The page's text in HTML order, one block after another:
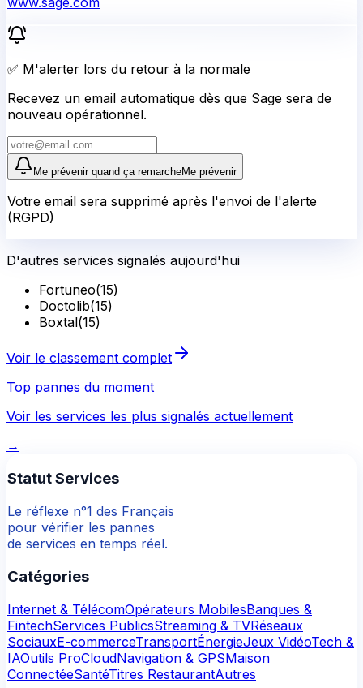
✅ M'alerter lors du retour à la normale
Recevez un email automatique dès que Sage sera de
nouveau opérationnel.
Me prévenir quand ça remarcheMe prévenir
Votre email sera supprimé après l'envoi de l'alerte
(RGPD)
D'autres services signalés aujourd'hui
Fortuneo(15)
Doctolib(15)
Boxtal(15)
Voir le classement complet
Top pannes du moment
Voir les services les plus signalés actuellement
→
Statut Services
Le réflexe n°1 des Français
pour vérifier les pannes
de services en temps réel.
Catégories
Internet & TélécomOpérateurs MobilesBanques &
FintechServices PublicsStreaming & TVRéseaux
SociauxE-commerceTransportÉnergieJeux VidéoTech &
IAOutils ProCloudNavigation & GPSMaison
ConnectéeSantéTitres RestaurantAutres